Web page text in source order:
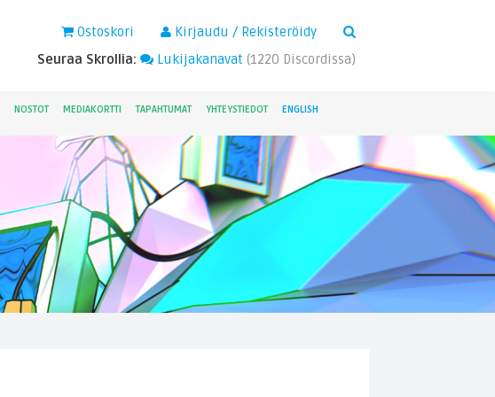
Kirjaudu / Rekisteröidy
Ostoskori
Seuraa Skrollia:
Lukijakanavat (1220 Discordissa)
NOSTOT MEDIAKORTTI TAPAHTUMAT YHTEYSTIEDOT ENGLISH